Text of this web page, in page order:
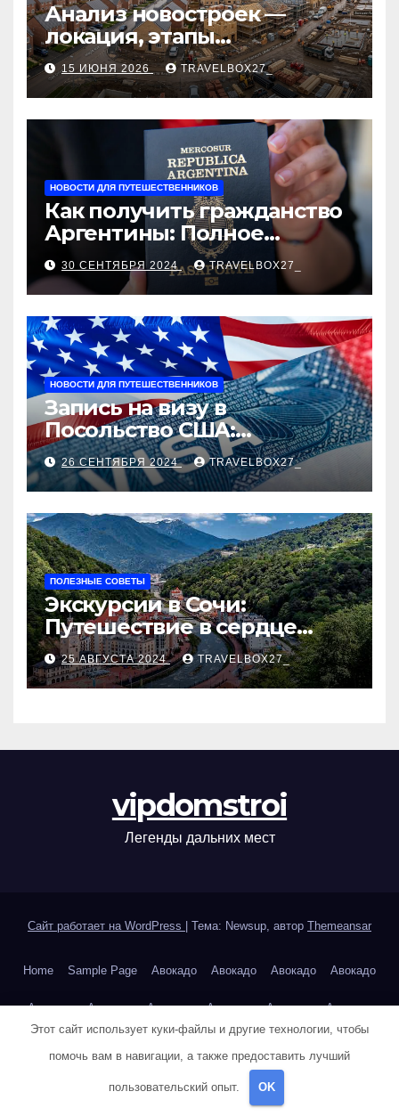
Анализ новостроек —
локация, этапы
строительства, проверка
застройщика, сценарии
оформления сделки и
рыночные ориентиры
15 ИЮНЯ 2026 TRAVELBOX27_
НОВОСТИ ДЛЯ ПУТЕШЕСТВЕННИКОВ
Как получить гражданство
Аргентины: Полное
руководство
30 СЕНТЯБРЯ 2024 TRAVELBOX27_
НОВОСТИ ДЛЯ ПУТЕШЕСТВЕННИКОВ
Запись на визу в
Посольство США:
Пошаговое руководство
26 СЕНТЯБРЯ 2024 TRAVELBOX27_
ПОЛЕЗНЫЕ СОВЕТЫ
Экскурсии в Сочи:
Путешествие в сердце
Черноморского курорта
25 АВГУСТА 2024 TRAVELBOX27_
vipdomstroi
Легенды дальних мест
Сайт работает на WordPress Тема: Newsup, автор Themeansar
Home Sample Page Авокадо Авокадо Авокадо Авокадо
Авокадо Авокадо Авокадо Авокадо Авокадо Авокадо
Авторам и правообладателям Айзек Азимов — Основание
Этот сайт использует куки-файлы и другие технологии, чтобы
помочь вам в навигации, а также предоставить лучший
пользовательский опыт. OK